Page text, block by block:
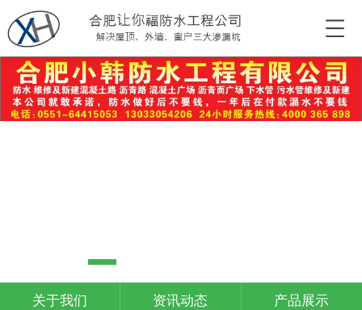
关于我们 资讯动态 产品展示